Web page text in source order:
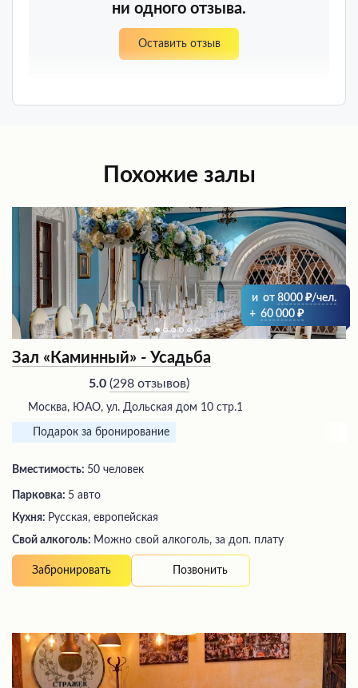
ни одного отзыва.
Оставить отзыв
Похожие залы
и от 8000
/чел.
+ 60 000
Зал «Каминный» - Усадьба
5.0 (298 отзывов)
Москва, ЮАО, ул. Дольская дом 10 стр.1
Подарок за бронирование
Вместимость: 50 человек
Парковка: 5 авто
Кухня: Русская, европейская
Свой алкоголь: Можно свой алкоголь, за доп. плату
Забронировать Позвонить